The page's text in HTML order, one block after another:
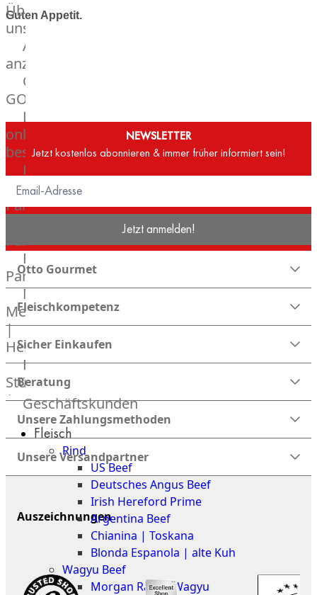
Über
uns
Alle
anzeigen
OTTO
GOURMET
Lebensmittel
online
bestellen
Karriere
Kochschul-
Partner
Partner
Frischetheken-
Partner
Männer
Metzger
|
Heinsberg
Feinkost
Stüttgen
|
Düsseldorf
The
Meat
Club
Geschäftskunden
Fleisch
Rind
US Beef
Deutsches Angus Beef
Irish Hereford Prime
Argentina Beef
Chianina | Toskana
Blonda Espanola | alte Kuh
Wagyu Beef
Morgan Ranch Wagyu
Guten Appetit.
NEWSLETTER
Jetzt kostenlos abonnieren & immer früher informiert sein!
Jetzt anmelden!
Otto Gourmet
Fleischkompetenz
Sicher Einkaufen
Beratung
Unsere Zahlungsmethoden
Unsere Versandpartner
Auszeichnungen